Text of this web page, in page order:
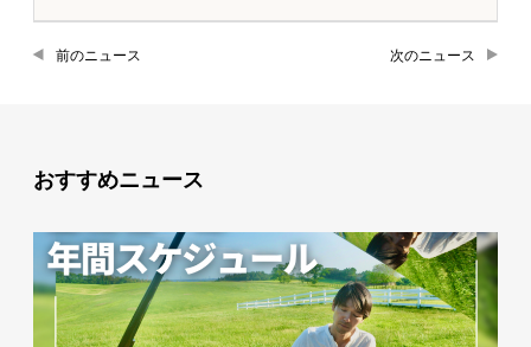
前のニュース 次のニュース
おすすめニュース